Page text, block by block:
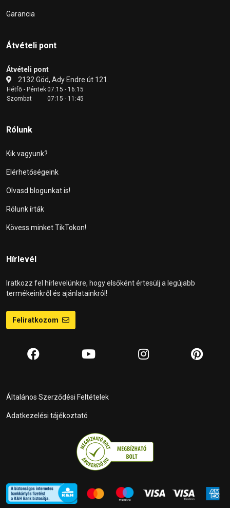
Garancia
Átvételi pont
Átvételi pont
2132 Göd, Ady Endre út 121.
Hétfő - Péntek07:15 - 16:15
Szombat
07:15 - 11:45
Rólunk
Kik vagyunk?
Elérhetőségeink
Olvasd blogunkat is!
Rólunk írták
Kövess minket TikTokon!
Hírlevél
Iratkozz fel hírlevelünkre, hogy elsőként értesülj a legújabb
termékeinkről és ajánlatainkról!
Feliratkozom
Általános Szerződési Feltételek
Adatkezelési tájékoztató